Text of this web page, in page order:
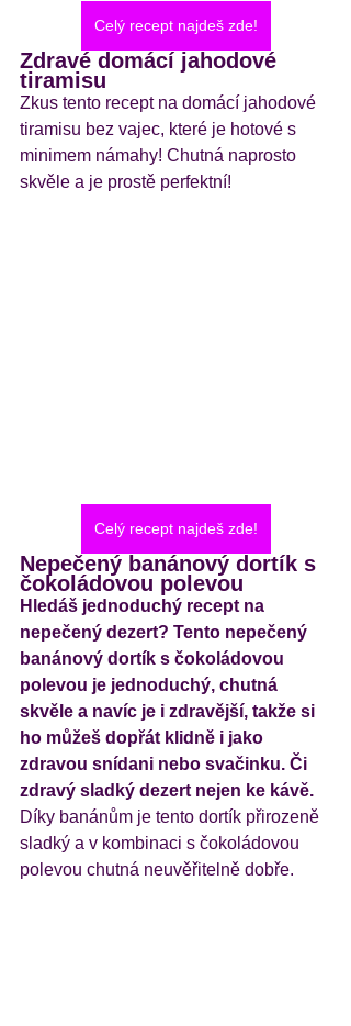
Celý recept najdeš zde!
Zdravé domácí jahodové
tiramisu
Zkus tento recept na domácí jahodové
tiramisu bez vajec, které je hotové s
minimem námahy! Chutná naprosto
skvěle a je prostě perfektní!
Celý recept najdeš zde!
Nepečený banánový dortík s
čokoládovou polevou
Hledáš jednoduchý recept na
nepečený dezert? Tento nepečený
banánový dortík s čokoládovou
polevou je jednoduchý, chutná
skvěle a navíc je i zdravější, takže si
ho můžeš dopřát klidně i jako
zdravou snídani nebo svačinku. Či
zdravý sladký dezert nejen ke kávě.
Díky banánům je tento dortík přirozeně
sladký a v kombinaci s čokoládovou
polevou chutná neuvěřitelně dobře.